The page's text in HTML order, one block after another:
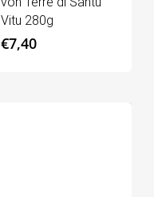
Vitu 280g
€7,40